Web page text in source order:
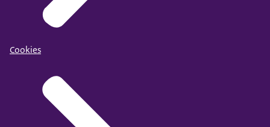
Cookies